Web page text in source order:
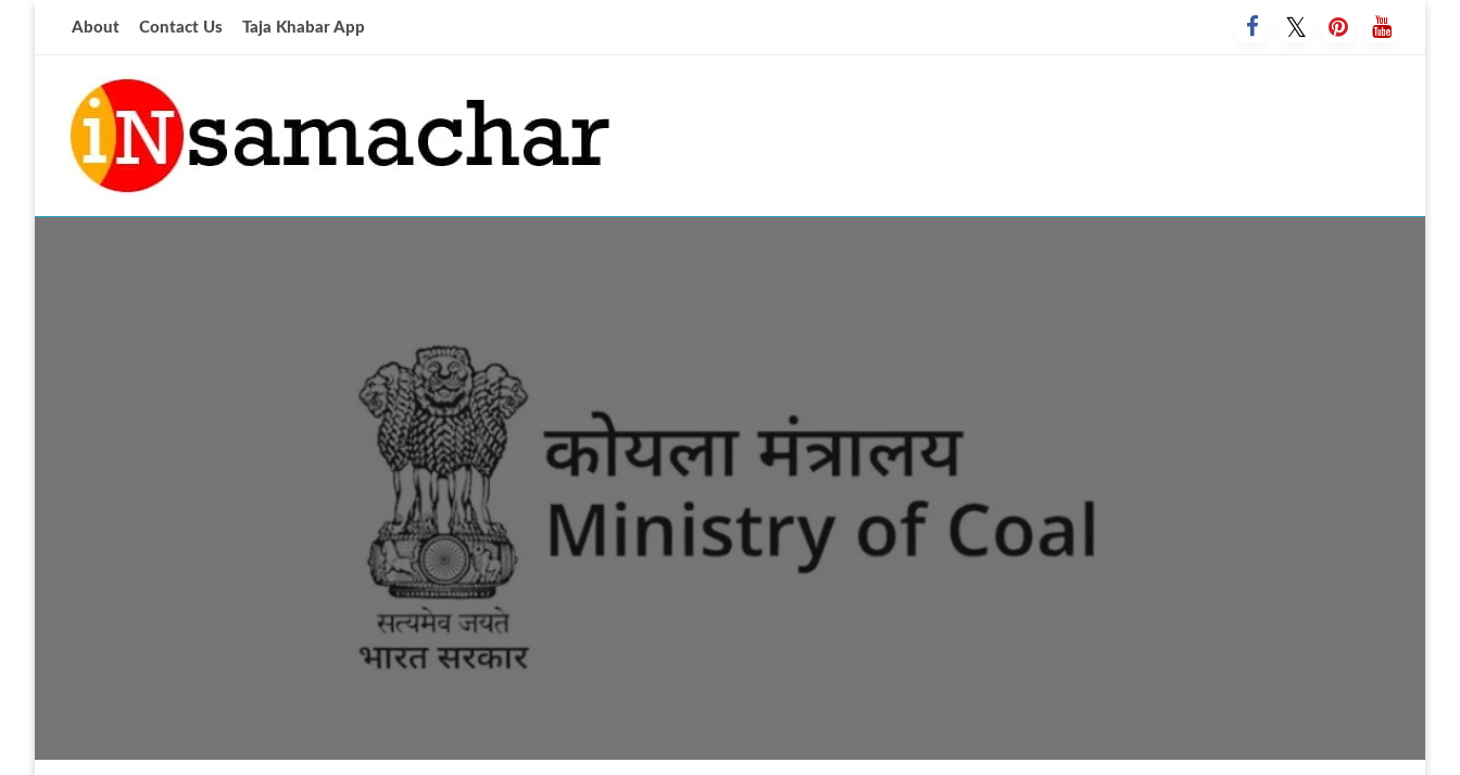
About Contact Us Taja Khabar App
आज की ताजा खबर